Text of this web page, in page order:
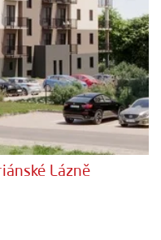
Lázně